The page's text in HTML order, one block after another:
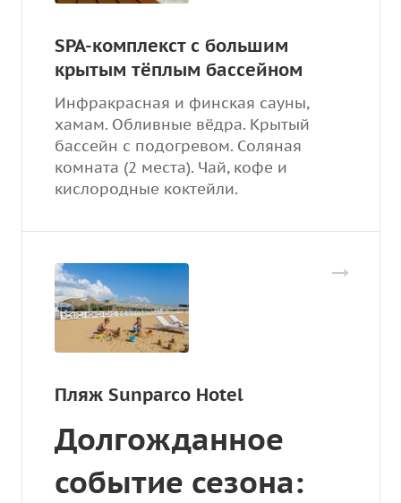
SPA-комплекст с большим
крытым тёплым бассейном
Инфракрасная и финская сауны,
хамам. Обливные вёдра. Крытый
бассейн с подогревом. Соляная
комната (2 места). Чай, кофе и
кислородные коктейли.
Пляж Sunparco Hotel
Долгожданное
событие сезона: